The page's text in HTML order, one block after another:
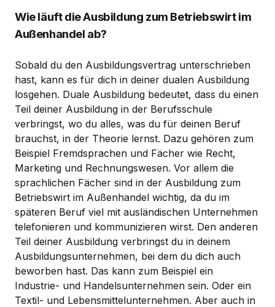
Wie läuft die Ausbildung zum Betriebswirt im
Außenhandel ab?
Sobald du den Ausbildungsvertrag unterschrieben
hast, kann es für dich in deiner dualen Ausbildung
losgehen. Duale Ausbildung bedeutet, dass du einen
Teil deiner Ausbildung in der Berufsschule
verbringst, wo du alles, was du für deinen Beruf
brauchst, in der Theorie lernst. Dazu gehören zum
Beispiel Fremdsprachen und Fächer wie Recht,
Marketing und Rechnungswesen. Vor allem die
sprachlichen Fächer sind in der Ausbildung zum
Betriebswirt im Außenhandel wichtig, da du im
späteren Beruf viel mit ausländischen Unternehmen
telefonieren und kommunizieren wirst. Den anderen
Teil deiner Ausbildung verbringst du in deinem
Ausbildungsunternehmen, bei dem du dich auch
beworben hast. Das kann zum Beispiel ein
Industrie- und Handelsunternehmen sein. Oder ein
Textil- und Lebensmittelunternehmen. Aber auch in